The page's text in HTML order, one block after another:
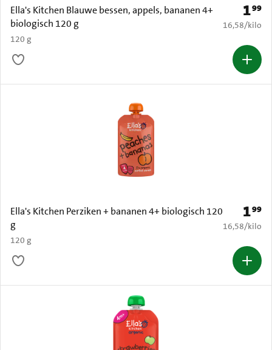
Ella's Kitchen Blauwe bessen, appels, bananen 4+
biologisch 120 g
120 g
Prijs:
199
€ 16,58 per
16,58/kilo
Ella's Kitchen Perziken + bananen 4+ biologisch 120
g
120 g
Prijs:
199
€ 16,58 per
16,58/kilo